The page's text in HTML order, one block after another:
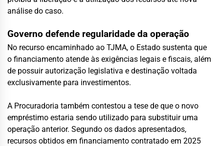
análise do caso.
Governo defende regularidade da operação
No recurso encaminhado ao TJMA, o Estado sustenta que
o financiamento atende às exigências legais e fiscais, além
de possuir autorização legislativa e destinação voltada
exclusivamente para investimentos.
A Procuradoria também contestou a tese de que o novo
empréstimo estaria sendo utilizado para substituir uma
operação anterior. Segundo os dados apresentados,
recursos obtidos em financiamento contratado em 2025